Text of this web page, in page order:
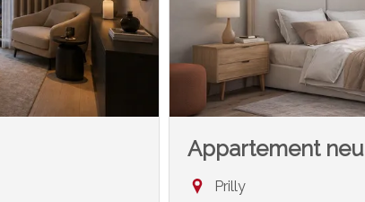
Appartement
Prilly